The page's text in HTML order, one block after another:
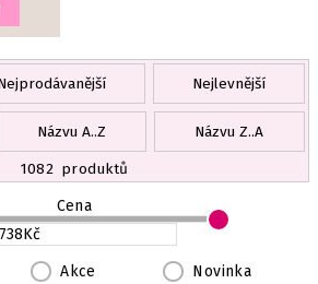
Nejlevnější
Názvu A..Z
Názvu Z..A
1082 produktů
Akce Novinka
Cena